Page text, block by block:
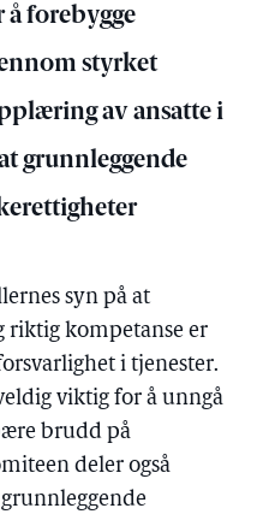
forebygge
styrket
av ansatte i
grunnleggende
syn på at
riktig kompetanse er
i tjenester.
viktig for å unngå
brudd på
deler også